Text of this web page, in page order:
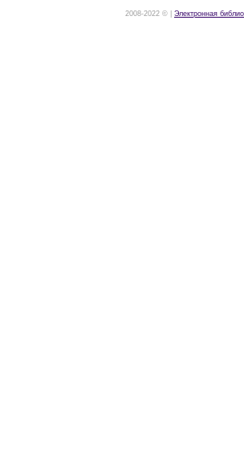
2008-2022 © | Электронная